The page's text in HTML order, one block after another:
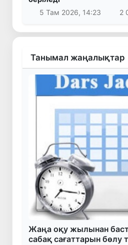
5 Там 2026, 14:23
2
Танымал жаңалықтар
Жаңа оқу жылынан
сабақ сағаттарын бөлу